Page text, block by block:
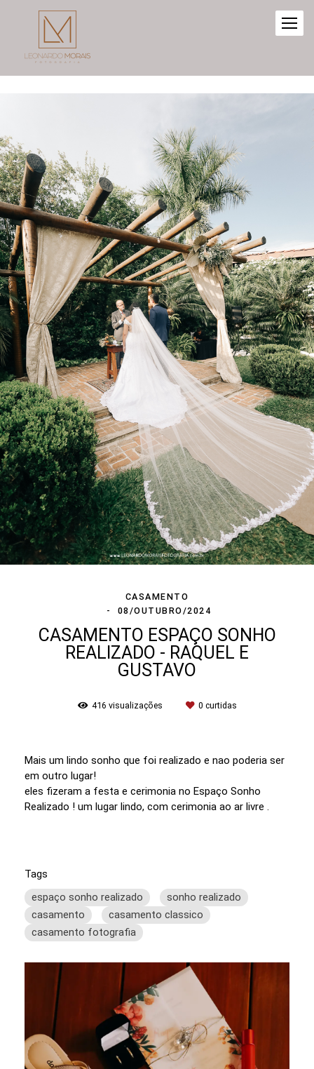
CASAMENTO
08/OUTUBRO/2024
CASAMENTO ESPAÇO SONHO
REALIZADO - RAQUEL E
GUSTAVO
416 visualizações 0 curtidas
Mais um lindo sonho que foi realizado e nao poderia ser
em outro lugar!
eles fizeram a festa e cerimonia no Espaço Sonho
Realizado ! um lugar lindo, com cerimonia ao ar livre .
Tags
espaço sonho realizado
sonho realizado
casamento
casamento classico
casamento fotografia